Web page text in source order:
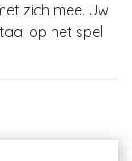
zich mee. Uw
op het spel